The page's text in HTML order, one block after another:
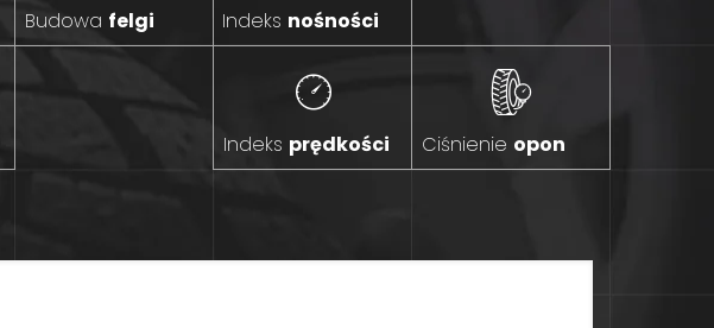
Budowa felgi Indeks nośności
Indeks prędkości Ciśnienie opon